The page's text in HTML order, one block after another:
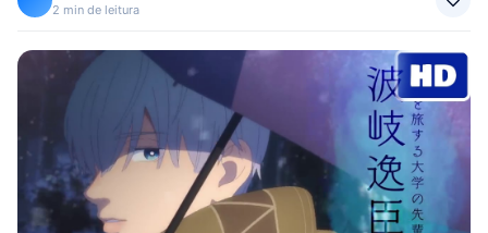
2 min de leitura